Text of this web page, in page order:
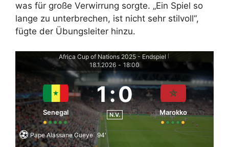
was für große Verwirrung sorgte. „Ein Spiel so
lange zu unterbrechen, ist nicht sehr stilvoll“,
fügte der Übungsleiter hinzu.
Africa Cup of Nations 2025 - Endspiel
18.1.2026 - 18:00
Senegal
1:0
N.V. Marokko
Pape Alassane Gueye 94'